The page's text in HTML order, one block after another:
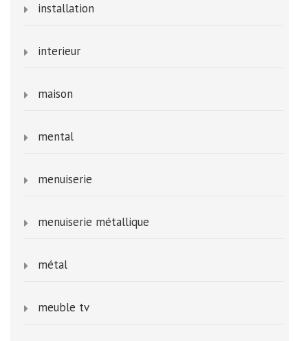
installation
interieur
maison
mental
menuiserie
menuiserie métallique
métal
meuble tv